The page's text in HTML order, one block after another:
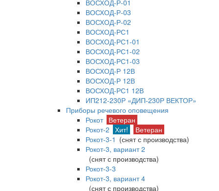
ВОСХОД-Р-01
ВОСХОД-Р-03
ВОСХОД-Р-02
ВОСХОД-РС1
ВОСХОД-РС1-01
ВОСХОД-РС1-02
ВОСХОД-РС1-03
ВОСХОД-Р 12В
ВОСХОД-Р 12В
ВОСХОД-РС1 12В
ИП212-230Р «ДИП-230Р ВЕКТОР»
Приборы речевого оповещения
Рокот Ветеран
Рокот-2 Хит!
Ветеран
Рокот-3-1 (снят с производства)
Рокот-3, вариант 2
(снят с производства)
Рокот-3-3
Рокот-3, вариант 4
(снят с производства)